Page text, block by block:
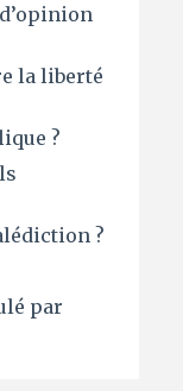
la liberté
?
?
par